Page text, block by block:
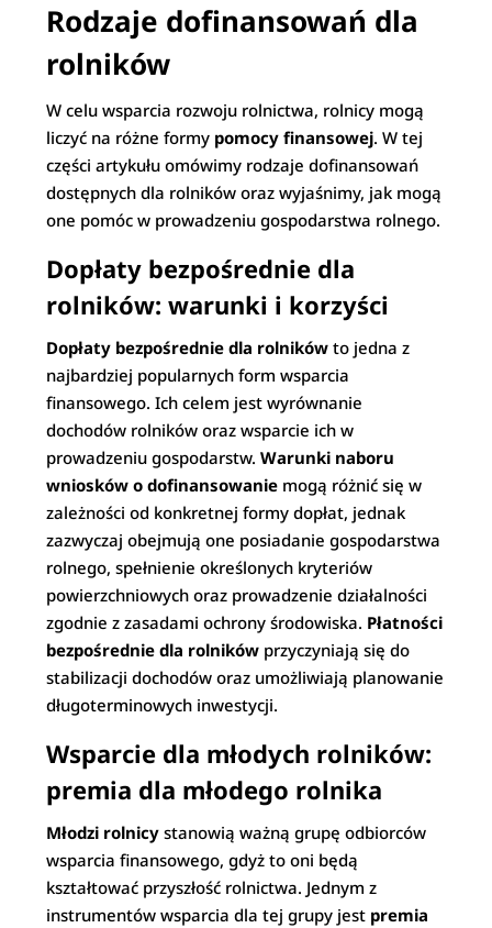
Rodzaje dofinansowań dla
rolników
W celu wsparcia rozwoju rolnictwa, rolnicy mogą
liczyć na różne formy pomocy finansowej. W tej
części artykułu omówimy rodzaje dofinansowań
dostępnych dla rolników oraz wyjaśnimy, jak mogą
one pomóc w prowadzeniu gospodarstwa rolnego.
Dopłaty bezpośrednie dla
rolników: warunki i korzyści
Dopłaty bezpośrednie dla rolników to jedna z
najbardziej popularnych form wsparcia
finansowego. Ich celem jest wyrównanie
dochodów rolników oraz wsparcie ich w
prowadzeniu gospodarstw.Warunki naboru
wniosków o dofinansowanie mogą różnić się w
zależności od konkretnej formy dopłat, jednak
zazwyczaj obejmują one posiadanie gospodarstwa
rolnego, spełnienie określonych kryteriów
powierzchniowych oraz prowadzenie działalności
zgodnie z zasadami ochrony środowiska. Płatności
bezpośrednie dla rolników przyczyniają się do
stabilizacji dochodów oraz umożliwiają planowanie
długoterminowych inwestycji.
Wsparcie dla młodych rolników:
premia dla młodego rolnika
Młodzi rolnicy stanowią ważną grupę odbiorców
wsparcia finansowego, gdyż to oni będą
kształtować przyszłość rolnictwa. Jednym z
instrumentów wsparcia dla tej grupy jest premia